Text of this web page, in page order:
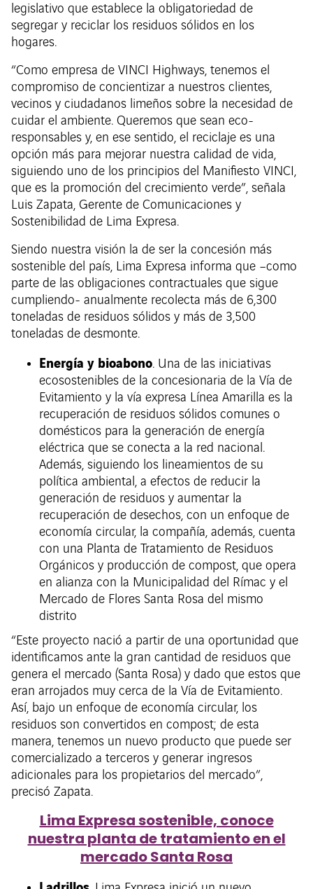
legislativo que establece la obligatoriedad de
segregar y reciclar los residuos sólidos en los
hogares.
“Como empresa de VINCI Highways, tenemos el
compromiso de concientizar a nuestros clientes,
vecinos y ciudadanos limeños sobre la necesidad de
cuidar el ambiente. Queremos que sean eco-
responsables y, en ese sentido, el reciclaje es una
opción más para mejorar nuestra calidad de vida,
siguiendo uno de los principios del Manifiesto VINCI,
que es la promoción del crecimiento verde”, señala
Luis Zapata, Gerente de Comunicaciones y
Sostenibilidad de Lima Expresa.
Siendo nuestra visión la de ser la concesión más
sostenible del país, Lima Expresa informa que –como
parte de las obligaciones contractuales que sigue
cumpliendo- anualmente recolecta más de 6,300
toneladas de residuos sólidos y más de 3,500
toneladas de desmonte.
Energía y bioabono. Una de las iniciativas
ecosostenibles de la concesionaria de la Vía de
Evitamiento y la vía expresa Línea Amarilla es la
recuperación de residuos sólidos comunes o
domésticos para la generación de energía
eléctrica que se conecta a la red nacional.
Además, siguiendo los lineamientos de su
política ambiental, a efectos de reducir la
generación de residuos y aumentar la
recuperación de desechos, con un enfoque de
economía circular, la compañía, además, cuenta
con una Planta de Tratamiento de Residuos
Orgánicos y producción de compost, que opera
en alianza con la Municipalidad del Rímac y el
Mercado de Flores Santa Rosa del mismo
distrito
“Este proyecto nació a partir de una oportunidad que
identificamos ante la gran cantidad de residuos que
genera el mercado (Santa Rosa) y dado que estos que
eran arrojados muy cerca de la Vía de Evitamiento.
Así, bajo un enfoque de economía circular, los
residuos son convertidos en compost; de esta
manera, tenemos un nuevo producto que puede ser
comercializado a terceros y generar ingresos
adicionales para los propietarios del mercado”,
precisó Zapata.
Lima Expresa sostenible, conoce
nuestra planta de tratamiento en el
mercado Santa Rosa